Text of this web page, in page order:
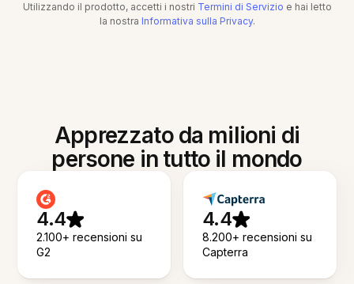
Utilizzando il prodotto, accetti i nostri Termini di Servizio e hai letto
la nostra Informativa sulla Privacy.
Apprezzato da milioni di
persone in tutto il mondo
4.4
2.100+ recensioni su
G2
4.4
8.200+ recensioni su
Capterra